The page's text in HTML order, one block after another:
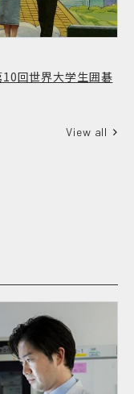
10回世界大学生囲碁
View all